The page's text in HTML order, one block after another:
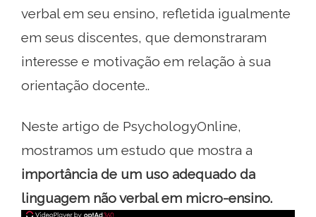
verbal em seu ensino, refletida igualmente
em seus discentes, que demonstraram
interesse e motivação em relação à sua
orientação docente..
Neste artigo de PsychologyOnline,
mostramos um estudo que mostra a
importância de um uso adequado da
linguagem não verbal em micro-ensino.